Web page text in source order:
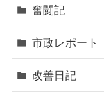
奮闘記
市政レポート
改善日記